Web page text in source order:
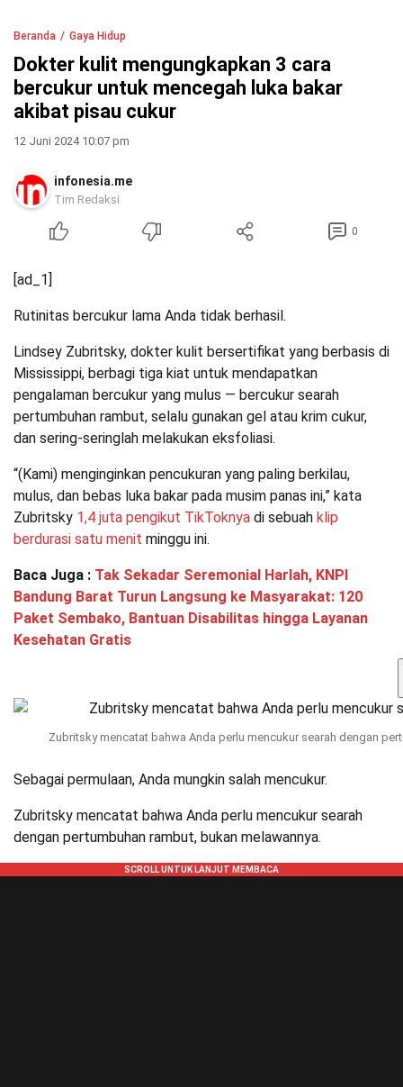
Beranda Gaya Hidup
Dokter kulit mengungkapkan 3 cara
bercukur untuk mencegah luka bakar
akibat pisau cukur
12 Juni 2024 10:07 pm
infonesia.me
Tim Redaksi
0
[ad_1]
Rutinitas bercukur lama Anda tidak berhasil.
Lindsey Zubritsky, dokter kulit bersertifikat yang berbasis di
Mississippi, berbagi tiga kiat untuk mendapatkan
pengalaman bercukur yang mulus — bercukur searah
pertumbuhan rambut, selalu gunakan gel atau krim cukur,
dan sering-seringlah melakukan eksfoliasi.
“(Kami) menginginkan pencukuran yang paling berkilau,
mulus, dan bebas luka bakar pada musim panas ini,” kata
Zubritsky 1,4 juta pengikut TikToknya di sebuah klip
berdurasi satu menit minggu ini.
Baca Juga : Tak Sekadar Seremonial Harlah, KNPI
Bandung Barat Turun Langsung ke Masyarakat: 120
Paket Sembako, Bantuan Disabilitas hingga Layanan
Kesehatan Gratis
Zubritsky mencatat bahwa Anda perlu mencukur searah dengan
Sebagai permulaan, Anda mungkin salah mencukur.
Zubritsky mencatat bahwa Anda perlu mencukur searah
dengan pertumbuhan rambut, bukan melawannya.